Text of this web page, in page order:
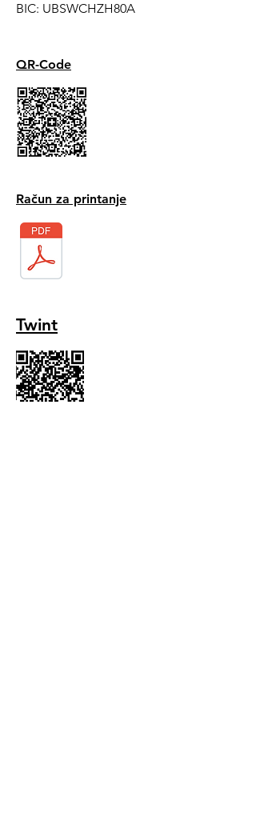
BIC: UBSWCHZH80A
QR-Code
Račun za printanje
Twint